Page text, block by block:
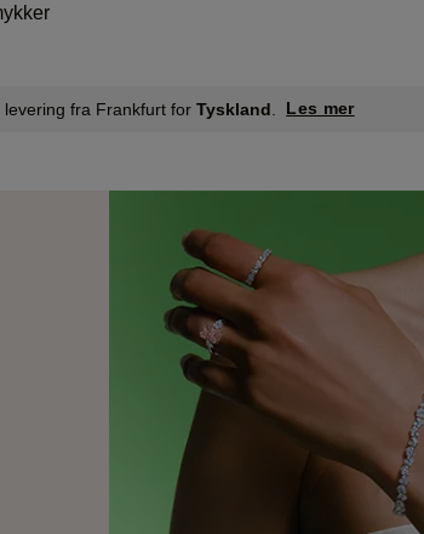
levering fra Frankfurt forTyskland Les mer